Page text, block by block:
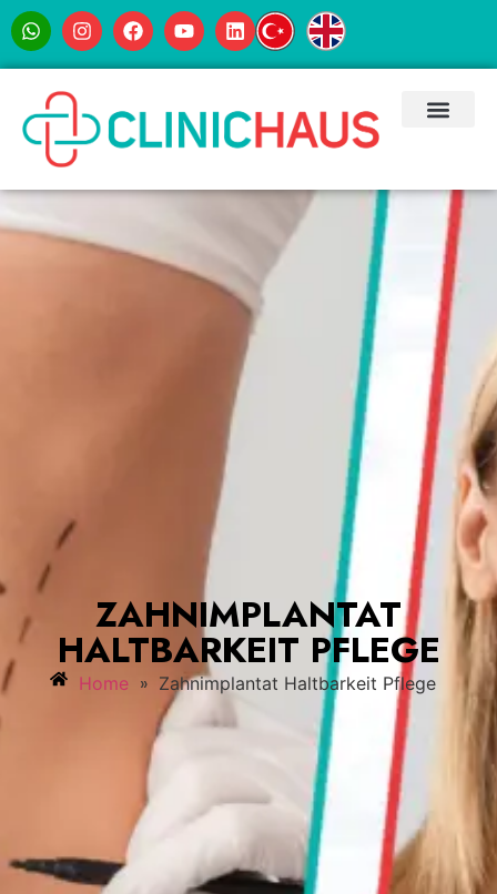
ZAHNIMPLANTAT
HALTBARKEIT PFLEGE
Home » Zahnimplantat Haltbarkeit Pflege